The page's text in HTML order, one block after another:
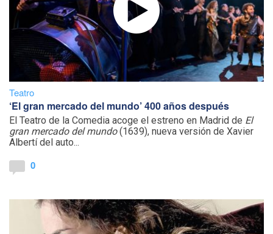
Teatro
‘El gran mercado del mundo’ 400 años después
El Teatro de la Comedia acoge el estreno en Madrid de El
gran mercado del mundo(1639), nueva versión de Xavier
Albertí del auto...
0